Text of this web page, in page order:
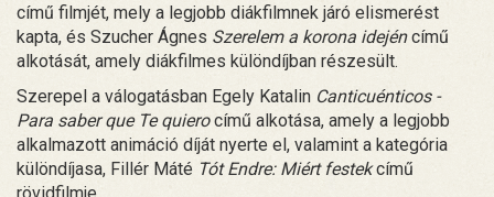
című filmjét, mely a legjobb diákfilmnek járó elismerést
kapta, és Szucher Ágnes Szerelem a korona idejéncímű
alkotását, amely diákfilmes különdíjban részesült.
Szerepel a válogatásban Egely Katalin Canticuénticos -
Para saber que Te quierocímű alkotása, amely a legjobb
alkalmazott animáció díját nyerte el, valamint a kategória
különdíjasa, Fillér Máté Tót Endre: Miért festekcímű